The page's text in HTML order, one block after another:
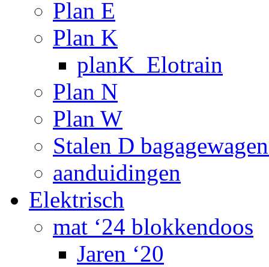
Plan E
Plan K
planK_Elotrain
Plan N
Plan W
Stalen D
aanduidingen
Elektrisch
mat ‘24 blokkendoos
Jaren ‘20